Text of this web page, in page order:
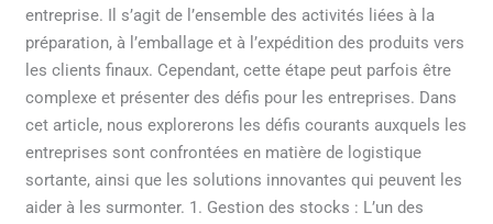
entreprise. Il s’agit de l’ensemble des activités liées à la
préparation, à l’emballage et à l’expédition des produits vers
les clients finaux. Cependant, cette étape peut parfois être
complexe et présenter des défis pour les entreprises. Dans
cet article, nous explorerons les défis courants auxquels les
entreprises sont confrontées en matière de logistique
sortante, ainsi que les solutions innovantes qui peuvent les
aider à les surmonter. 1. Gestion des stocks : L’un des